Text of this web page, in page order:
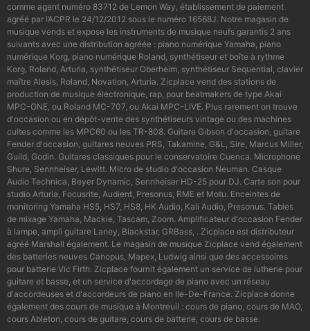
comme agent numéro 83712 de Lemon Way, établissement de paiement
agréé par l’ACPR le 24/12/2012 sous le numéro 16568J. Notre magasin de
musique vends et expose les instruments de musique neufs garantis 2 ans
suivants avec une distribution agréée : piano numérique Yamaha, piano
numérique Korg, piano numérique Roland, synthétiseur et boîte à rythme
Korg, Roland, Arturia, synthétiseur Oberheim, synthétiseur Sequential, clavier
maître Alesis, Roland, Novation, Arturia. Zicplace vend des stations de
production de musique électronique, rap, pour beatmakers de type Akai
MPC-ONE, ou Roland MC-707, ou Akai MPC-LIVE. Plus rarement on trouve
d'occasion ou en dépôt-vente des synthétiseurs vintage ou des machines
cultes comme les MPC60 ou les TR-808. Guitare Gibson d'occasion, guitare
Fender d'occasion, guitares neuves PRS, Takamine, G&L, Sire, Marcus Miller,
Guild, Godin. Guitares classiques pour le conservatoire Cuenca. Microphone
Shure, Sennheiser, Lewitt. Micro de studio d'occasion Neuman. Casque
Audio Technica, Beyer Dynamic, Sennheiser HD-25 pour DJ. Carte son pour
studio Arturia, Focusrite, Audient, Presonus, RME et Motu. Enceintes de
monitoring Yamaha HS5, HS7, HS8, HK Audio, Kali Audio, Presonus. Tables
de mixage Yamaha, Mackie, Tascam, Zoom. Amplificateur d'occasion Fender
à lampe, ampli guitare Laney, Blackstar, GRBass, . Zicplace est distributeur
agréé Marshall également. Le magasin de musique Zicplace vend également
des batteries neuves Canopus, Mapex, Ludwig ainsi que des accessoires
pour batterie Vic Firth. Zicplace fournit également un service de lutherie pour
guitare et basse, et un service d'accordage de piano avec un réseau
d'accordeuses et d'accordeurs de piano en Ile-De-France. Zicplace donne
également des cours de musique à Montreuil : cours de piano, cours de MAO,
cours Ableton, cours de guitare, cours de batterie, cours de basse.